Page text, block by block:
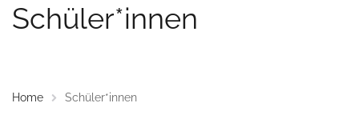
Schüler*innen
Home Schüler*innen